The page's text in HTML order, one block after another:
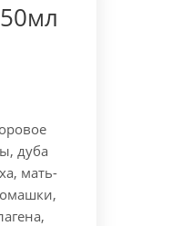
дуба
мать-